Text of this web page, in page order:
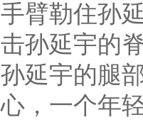
手臂勒住孙
击孙延宇的
孙延宇的腿
心，一个年